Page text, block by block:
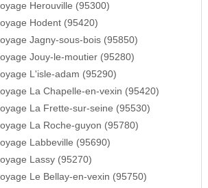
Herouville (95300)
Hodent (95420)
Jagny-sous-bois (95850)
Jouy-le-moutier (95280)
L'isle-adam (95290)
La Chapelle-en-vexin (95420)
La Frette-sur-seine (95530)
La Roche-guyon (95780)
Labbeville (95690)
Lassy (95270)
Le Bellay-en-vexin (95750)